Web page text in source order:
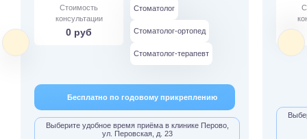
Стоимость
консультации
0 руб
Стоматолог
Стоматолог-ортопед
Стоматолог-терапевт
Бесплатно по годовому прикреплению
Выберите удобное время приёма в клинике Перово,
ул. Перовская, д. 23